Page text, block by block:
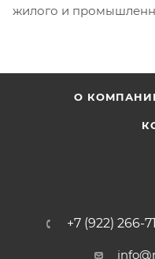
жилого и
О
+7 (922) 266-